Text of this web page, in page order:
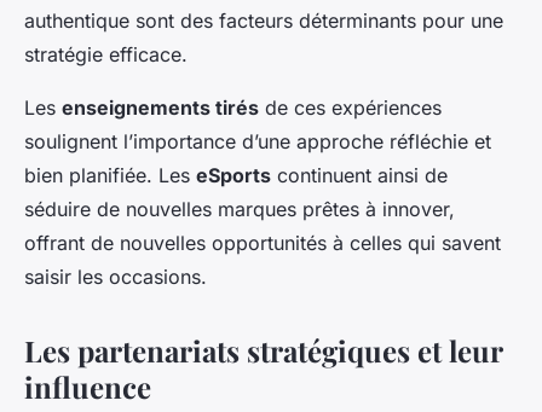
authentique sont des facteurs déterminants pour une
stratégie efficace.
Les enseignements tirés de ces expériences
soulignent l’importance d’une approche réfléchie et
bien planifiée. Les eSports continuent ainsi de
séduire de nouvelles marques prêtes à innover,
offrant de nouvelles opportunités à celles qui savent
saisir les occasions.
Les partenariats stratégiques et leur
influence